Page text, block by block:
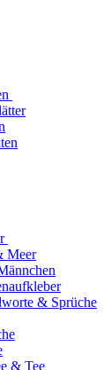
Meer
& Sprüche
& Tee